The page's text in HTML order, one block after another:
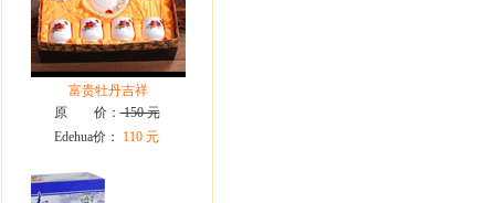
富贵牡丹吉祥
原 价：150 元
Edehua价：
110 元